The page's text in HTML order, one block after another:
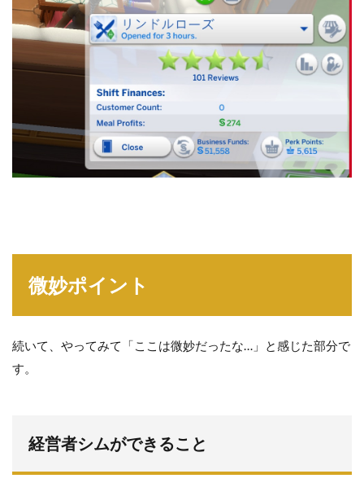
微妙ポイント
続いて、やってみて「ここは微妙だったな…」と感じた部分で
す。
経営者シムができること